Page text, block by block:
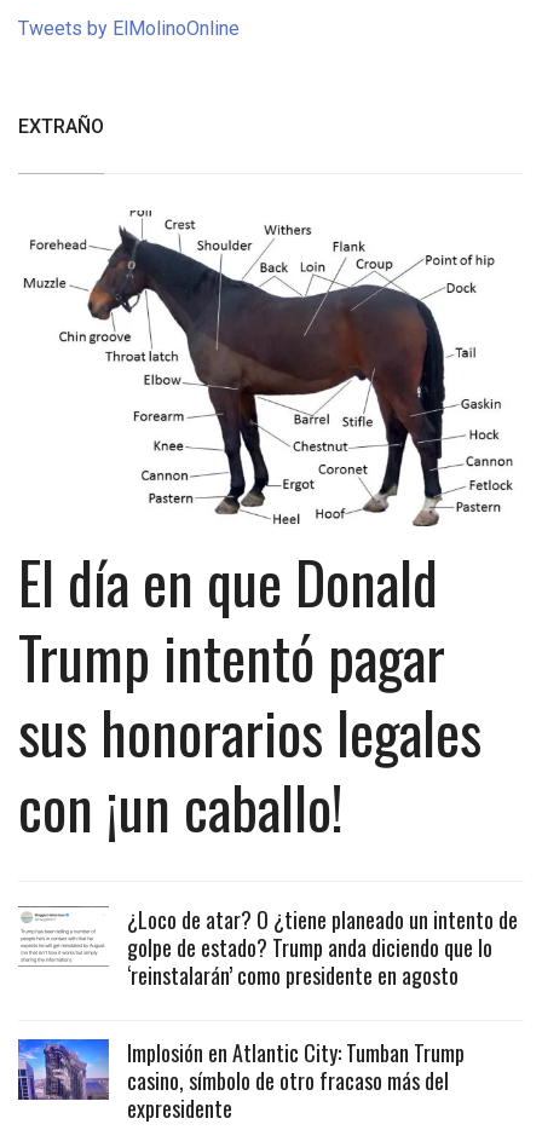
Tweets by ElMolinoOnline
EXTRAÑO
El día en que Donald
Trump intentó pagar
sus honorarios legales
con ¡un caballo!
¿Loco de atar? O ¿tiene planeado un intento de
golpe de estado? Trump anda diciendo que lo
‘reinstalarán’ como presidente en agosto
Implosión en Atlantic City: Tumban Trump
casino, símbolo de otro fracaso más del
expresidente